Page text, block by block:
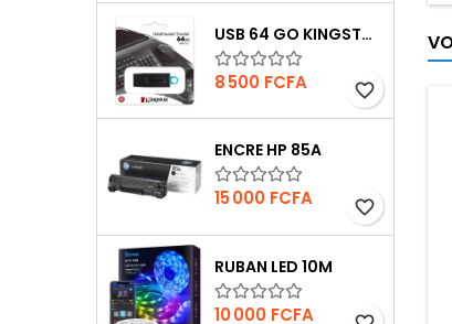
USB 64 GO KINGSTON DATATRAVELER EXODIA
Prix
8 500 FCFA favorite_border
ENCRE HP 85A
Prix
15 000 FCFA favorite_border
RUBAN LED 10M
Prix
10 000 FCFA